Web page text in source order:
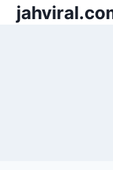
Pular
para